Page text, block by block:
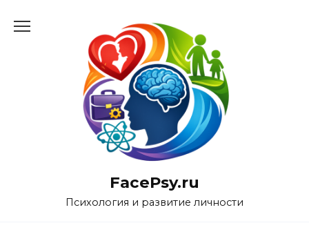
FacePsy.ru
Психология и развитие личности